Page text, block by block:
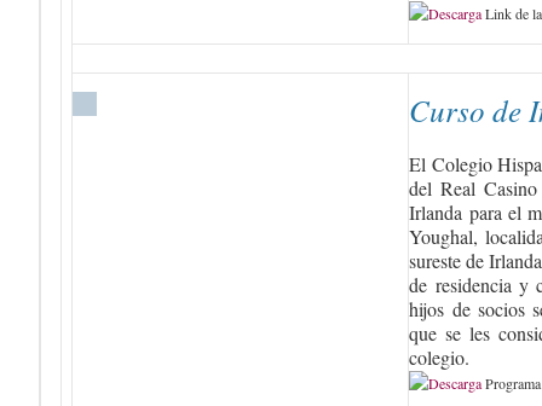
Link de
Curso de
El Colegio
del Real
Irlanda para el
Youghal,
sureste de
de residencia y
hijos de socios
que se les
colegio.